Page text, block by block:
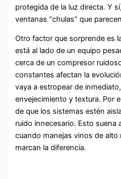
protegida de la luz directa. Y
ventanas “chulas” que
Otro factor que sorprende es
está al lado de un equipo
cerca de un compresor
constantes afectan la
vaya a estropear de
envejecimiento y textura. Por
de que los sistemas estén
ruido innecesario. Esto suena
cuando manejas vinos de alto
marcan la diferencia.